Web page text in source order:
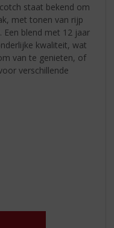
staat bekend om
met tonen van rijp
Een blend met 12 jaar
kwaliteit, wat
van te genieten, of
verschillende